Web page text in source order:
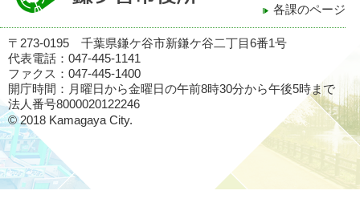
各課のページ
〒273-0195 千葉県鎌ケ谷市新鎌ケ谷二丁目6番1号
代表電話：047-445-1141
ファクス：047-445-1400
開庁時間：月曜日から金曜日の午前8時30分から午後5時まで
法人番号8000020122246
© 2018 Kamagaya City.